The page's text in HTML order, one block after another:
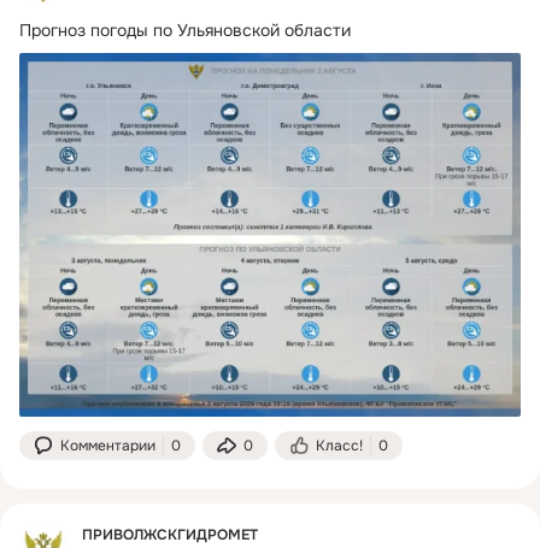
Прогноз погоды по Ульяновской области
Комментарии 0 0 Класс! 0
ПРИВОЛЖСКГИДРОМЕТ